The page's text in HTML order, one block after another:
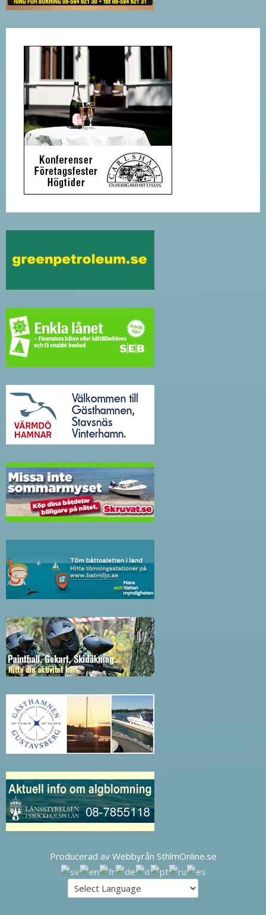
Producerad av Webbyrån SthlmOnline.se